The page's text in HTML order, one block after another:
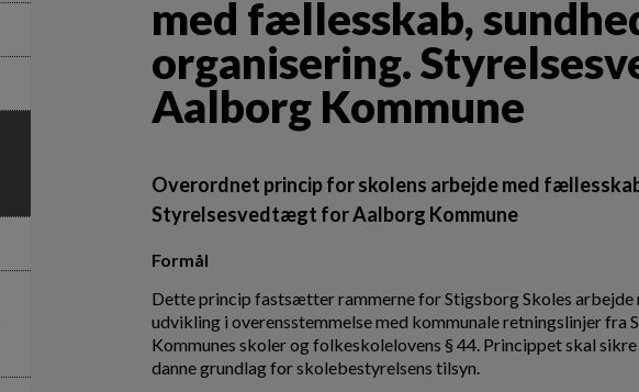
med fællesskab,
organisering.
Aalborg Kommune
Overordnet princip for skolens arbejde med
Styrelsesvedtægt for Aalborg Kommune
Formål
Dette princip fastsætter rammerne for Stigsborg Skoles arbejde
udvikling i overensstemmelse med kommunale retningslinjer
Kommunes skoler og folkeskolelovens § 44. Princippet skal
danne grundlag for skolebestyrelsens tilsyn.